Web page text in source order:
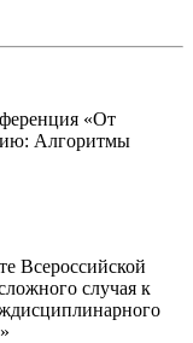
«От
Алгоритмы
Всероссийской
случая к